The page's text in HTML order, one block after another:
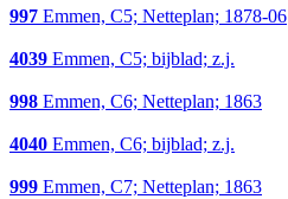
997 Emmen, C5; Netteplan; 1878-06
4039 Emmen, C5; bijblad; z.j.
998 Emmen, C6; Netteplan; 1863
4040 Emmen, C6; bijblad; z.j.
999 Emmen, C7; Netteplan; 1863